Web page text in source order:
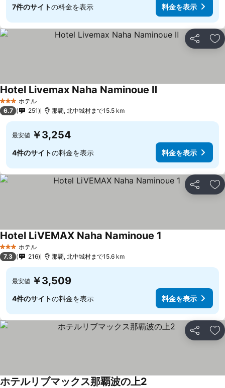
7件のサイトの料金を表示 料金を表示
シェア お
3 ホテルのランク
ホテル
Hotel Livemax Naha Naminoue Ⅱ
6.7 251 那覇, 北中城村まで15.5 km
最安値 ￥3,254
4件のサイトの料金を表示 料金を表示
シェア お
3 ホテルのランク
ホテル
Hotel LiVEMAX Naha Naminoue 1
7.3 216 那覇, 北中城村まで15.6 km
最安値 ￥3,509
4件のサイトの料金を表示 料金を表示
シェア お
ホテルリブマックス那覇波の上2